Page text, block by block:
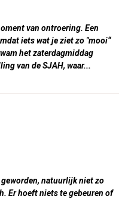
van ontroering. Een
iets wat je ziet zo "mooi“
het zaterdagmiddag
van de SJAH, waar...
natuurlijk niet zo
Er hoeft niets te gebeuren of